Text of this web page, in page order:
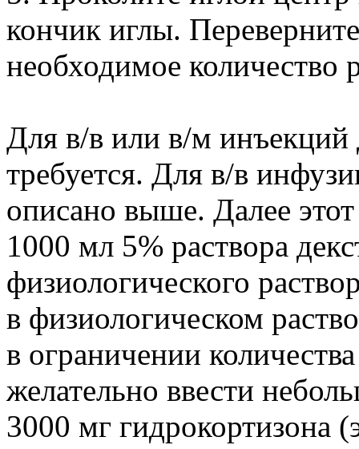
кончик иглы.
необходимое количество
Для в/в или в/м инъекций
требуется. Для в/в
описано выше. Далее
1000 мл 5% раствора
физиологического
в физиологическом
в ограничении
желательно ввести
3000 мг гидрокортизона